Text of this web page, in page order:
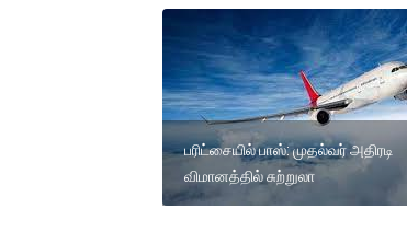
பரிட்சையில் பாஸ்: முதல்வர் அதிரடி
விமானத்தில் சுற்றுலா